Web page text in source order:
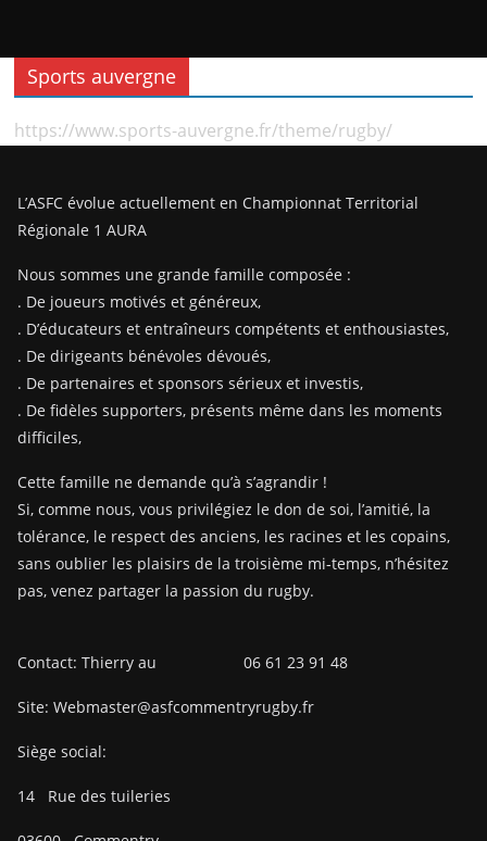
Sports auvergne
https://www.sports-auvergne.fr/theme/rugby/
L’ASFC évolue actuellement en Championnat Territorial
Régionale 1 AURA
Nous sommes une grande famille composée :
. De joueurs motivés et généreux,
. D’éducateurs et entraîneurs compétents et enthousiastes,
. De dirigeants bénévoles dévoués,
. De partenaires et sponsors sérieux et investis,
. De fidèles supporters, présents même dans les moments
difficiles,
Cette famille ne demande qu’à s’agrandir !
Si, comme nous, vous privilégiez le don de soi, l’amitié, la
tolérance, le respect des anciens, les racines et les copains,
sans oublier les plaisirs de la troisième mi-temps, n’hésitez
pas, venez partager la passion du rugby.
Contact: Thierry au 06 61 23 91 48
Site: Webmaster@asfcommentryrugby.fr
Siège social:
14 Rue des tuileries